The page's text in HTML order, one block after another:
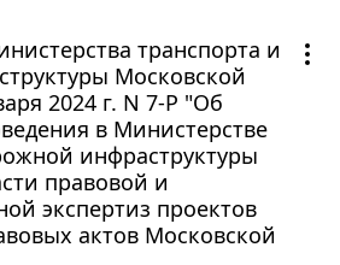
транспорта и
Московской
2024 г. N 7-Р "Об
в Министерстве
инфраструктуры
правовой и
экспертиз проектов
актов Московской